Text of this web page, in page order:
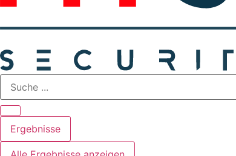
Search
Ergebnisse